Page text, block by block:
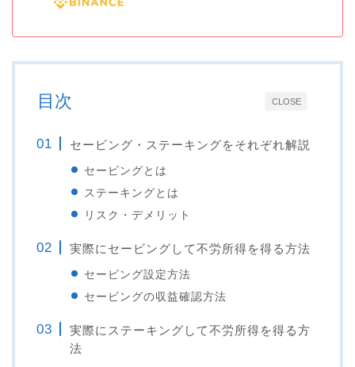
CLOSE
目次
セービング・ステーキングをそれぞれ解説
セービングとは
ステーキングとは
リスク・デメリット
実際にセービングして不労所得を得る方法
セービング設定方法
セービングの収益確認方法
実際にステーキングして不労所得を得る方
法